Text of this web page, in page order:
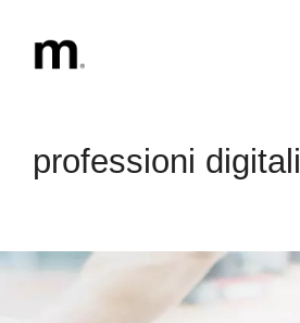
contenuto
professioni digitali